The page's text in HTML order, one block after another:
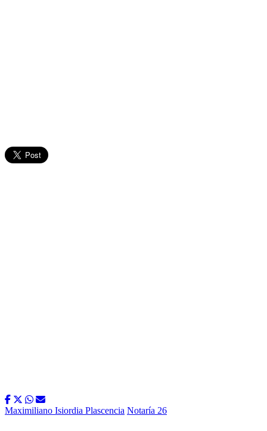
Maximiliano Isiordia Plascencia Notaría 26